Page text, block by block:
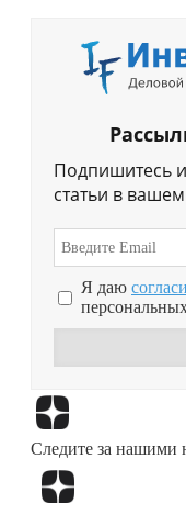
Подпишитесь
статьи в
Я даю
Следите за нашими